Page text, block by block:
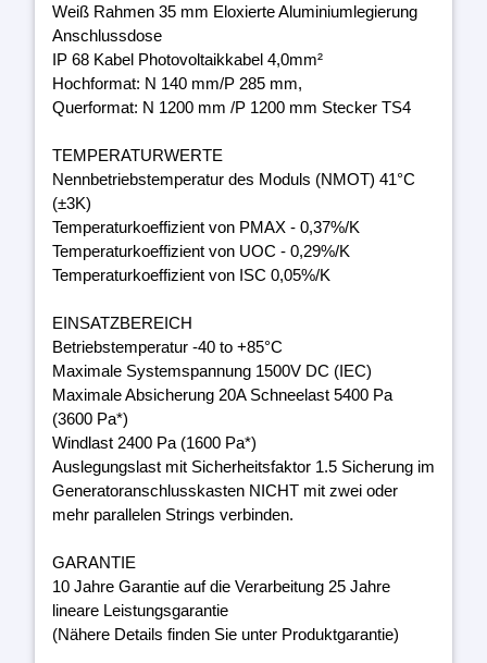
Weiß Rahmen 35 mm Eloxierte Aluminiumlegierung
Anschlussdose
IP 68 Kabel Photovoltaikkabel 4,0mm²
Hochformat: N 140 mm/P 285 mm,
Querformat: N 1200 mm /P 1200 mm Stecker TS4
TEMPERATURWERTE
Nennbetriebstemperatur des Moduls (NMOT) 41°C
(±3K)
Temperaturkoeffizient von PMAX - 0,37%/K
Temperaturkoeffizient von UOC - 0,29%/K
Temperaturkoeffizient von ISC 0,05%/K
EINSATZBEREICH
Betriebstemperatur -40 to +85°C
Maximale Systemspannung 1500V DC (IEC)
Maximale Absicherung 20A Schneelast 5400 Pa
(3600 Pa*)
Windlast 2400 Pa (1600 Pa*)
Auslegungslast mit Sicherheitsfaktor 1.5 Sicherung im
Generatoranschlusskasten NICHT mit zwei oder
mehr parallelen Strings verbinden.
GARANTIE
10 Jahre Garantie auf die Verarbeitung 25 Jahre
lineare Leistungsgarantie
(Nähere Details finden Sie unter Produktgarantie)